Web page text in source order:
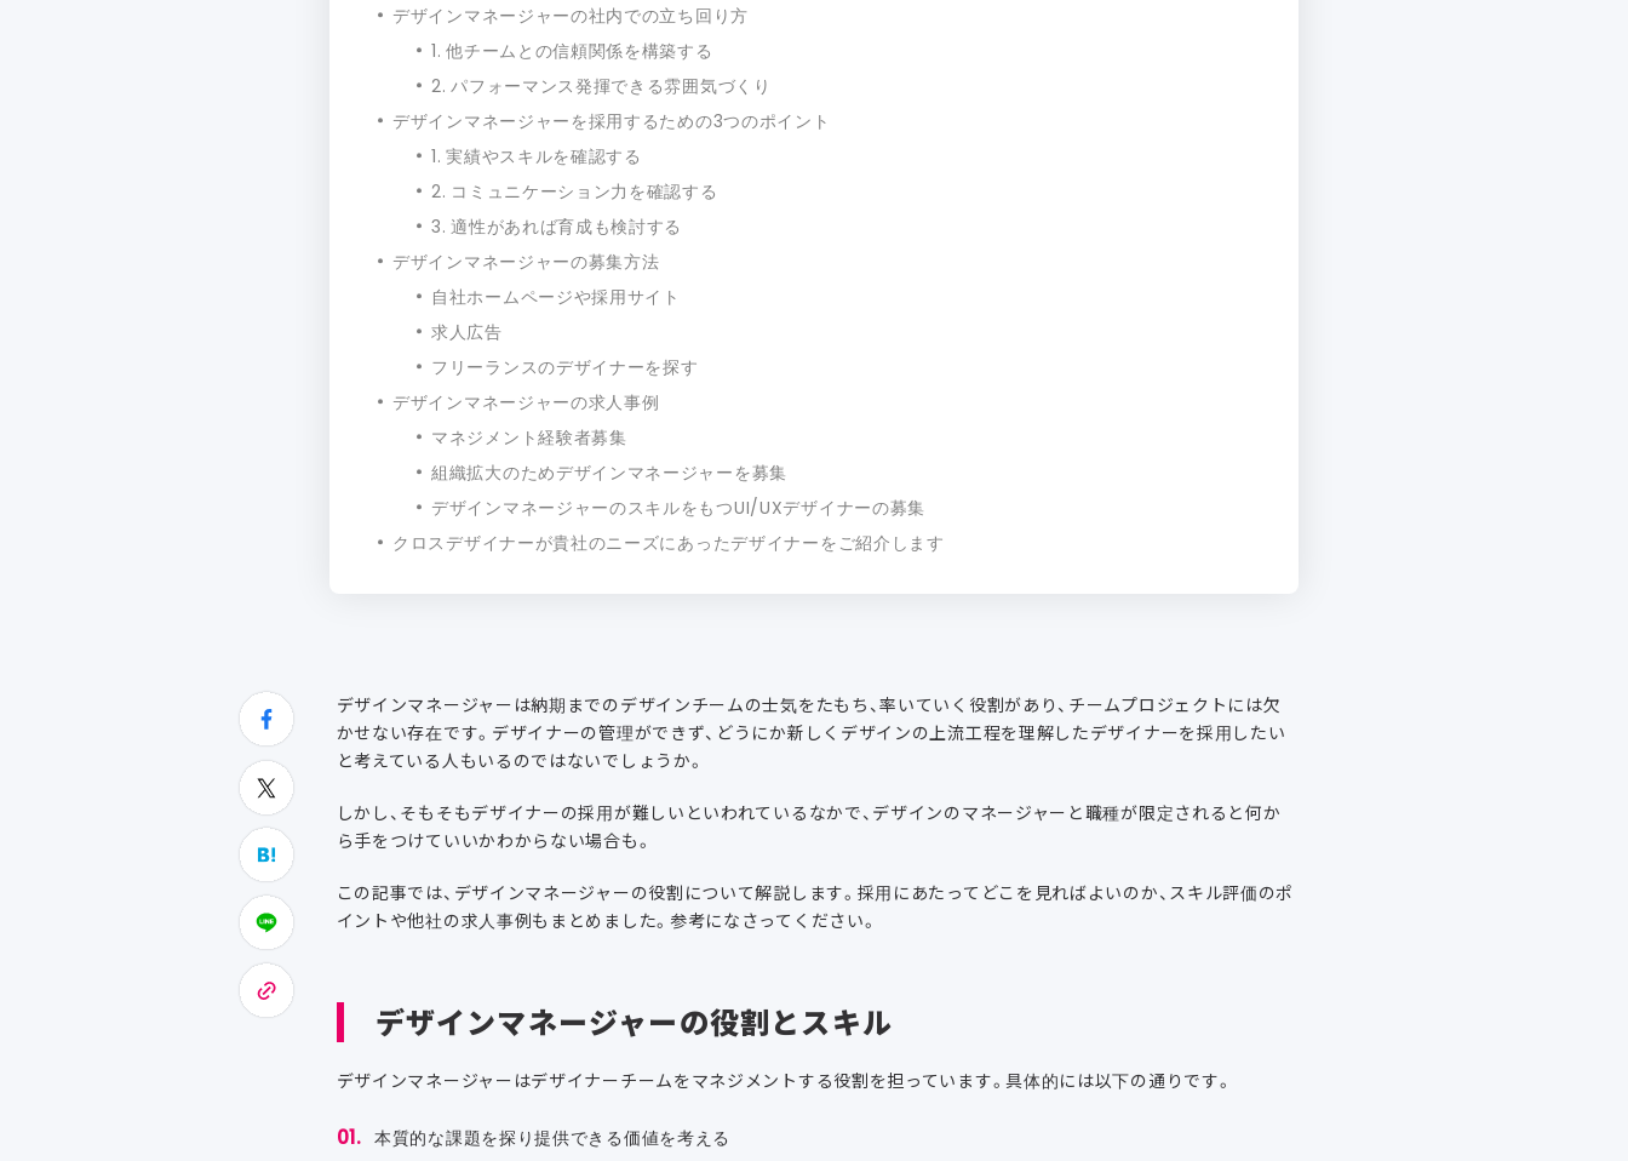
デザインマネージャーの社内での立ち回り方
1. 他チームとの信頼関係を構築する
2. パフォーマンス発揮できる雰囲気づくり
デザインマネージャーを採用するための3つのポイント
1. 実績やスキルを確認する
2. コミュニケーション力を確認する
3. 適性があれば育成も検討する
デザインマネージャーの募集方法
自社ホームページや採用サイト
求人広告
フリーランスのデザイナーを探す
デザインマネージャーの求人事例
マネジメント経験者募集
組織拡大のためデザインマネージャーを募集
デザインマネージャーのスキルをもつUI/UXデザイナーの募集
クロスデザイナーが貴社のニーズにあったデザイナーをご紹介します
デザインマネージャーは納期までのデザインチームの士気をたもち、率いていく役割があり、チームプロジェクトには欠
かせない存在です。デザイナーの管理ができず、どうにか新しくデザインの上流工程を理解したデザイナーを採用したい
と考えている人もいるのではないでしょうか。
しかし、そもそもデザイナーの採用が難しいといわれているなかで、デザインのマネージャーと職種が限定されると何か
ら手をつけていいかわからない場合も。
この記事では、デザインマネージャーの役割について解説します。採用にあたってどこを見ればよいのか、スキル評価のポ
イントや他社の求人事例もまとめました。参考になさってください。
デザインマネージャーの役割とスキル
デザインマネージャーはデザイナーチームをマネジメントする役割を担っています。具体的には以下の通りです。
本質的な課題を探り提供できる価値を考える